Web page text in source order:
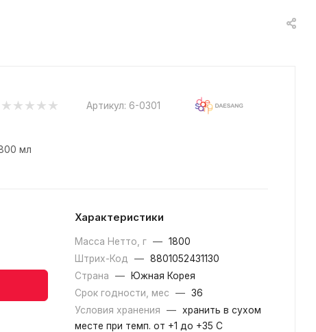
Артикул: 6-0301
мл
Характеристики
Масса Нетто, г — 1800
Штрих-Код
— 8801052431130
Страна
—
Южная Корея
Срок годности, мес
— 36
Условия хранения
— хранить в сухом
месте при темп. от +1 до +35 С